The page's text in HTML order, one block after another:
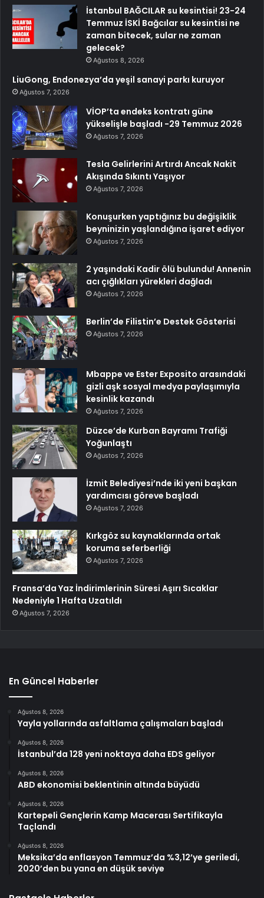
İstanbul BAĞCILAR su kesintisi! 23-24
Temmuz İSKİ Bağcılar su kesintisi ne
zaman bitecek, sular ne zaman
gelecek?
Ağustos 8, 2026
LiuGong, Endonezya’da yeşil sanayi parkı kuruyor
Ağustos 7, 2026
VİOP’ta endeks kontratı güne
yükselişle başladı -29 Temmuz 2026
Ağustos 7, 2026
Tesla Gelirlerini Artırdı Ancak Nakit
Akışında Sıkıntı Yaşıyor
Ağustos 7, 2026
Konuşurken yaptığınız bu değişiklik
beyninizin yaşlandığına işaret ediyor
Ağustos 7, 2026
2 yaşındaki Kadir ölü bulundu! Annenin
acı çığlıkları yürekleri dağladı
Ağustos 7, 2026
Berlin’de Filistin’e Destek Gösterisi
Ağustos 7, 2026
Mbappe ve Ester Exposito arasındaki
gizli aşk sosyal medya paylaşımıyla
kesinlik kazandı
Ağustos 7, 2026
Düzce’de Kurban Bayramı Trafiği
Yoğunlaştı
Ağustos 7, 2026
İzmit Belediyesi’nde iki yeni başkan
yardımcısı göreve başladı
Ağustos 7, 2026
Kırkgöz su kaynaklarında ortak
koruma seferberliği
Ağustos 7, 2026
Fransa’da Yaz İndirimlerinin Süresi Aşırı Sıcaklar
Nedeniyle 1 Hafta Uzatıldı
Ağustos 7, 2026
En Güncel Haberler
Ağustos 8, 2026
Yayla yollarında asfaltlama çalışmaları başladı
Ağustos 8, 2026
İstanbul’da 128 yeni noktaya daha EDS geliyor
Ağustos 8, 2026
ABD ekonomisi beklentinin altında büyüdü
Ağustos 8, 2026
Kartepeli Gençlerin Kamp Macerası Sertifikayla
Taçlandı
Ağustos 8, 2026
Meksika’da enflasyon Temmuz’da %3,12’ye geriledi,
2020’den bu yana en düşük seviye